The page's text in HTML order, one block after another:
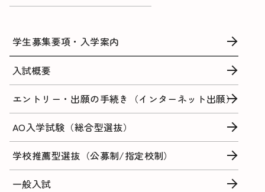
学生募集要項・入学案内
入試概要
エントリー・出願の手続き（インターネット出願）
AO入学試験（総合型選抜）
学校推薦型選抜（公募制/指定校制）
一般入試